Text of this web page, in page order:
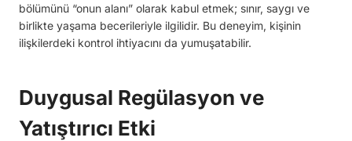
bölümünü “onun alanı” olarak kabul etmek; sınır, saygı ve
birlikte yaşama becerileriyle ilgilidir. Bu deneyim, kişinin
ilişkilerdeki kontrol ihtiyacını da yumuşatabilir.
Duygusal Regülasyon ve
Yatıştırıcı Etki